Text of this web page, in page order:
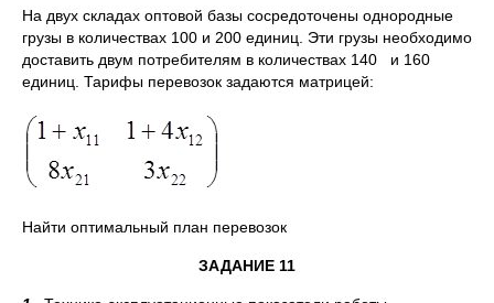
На двух складах оптовой базы сосредоточены однородные
грузы в количествах 100 и 200 единиц. Эти грузы необходимо
доставить двум потребителям в количествах 140 и 160
единиц. Тарифы перевозок задаются матрицей:
Найти оптимальный план перевозок
ЗАДАНИЕ 11